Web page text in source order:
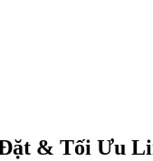
& Tối Ưu